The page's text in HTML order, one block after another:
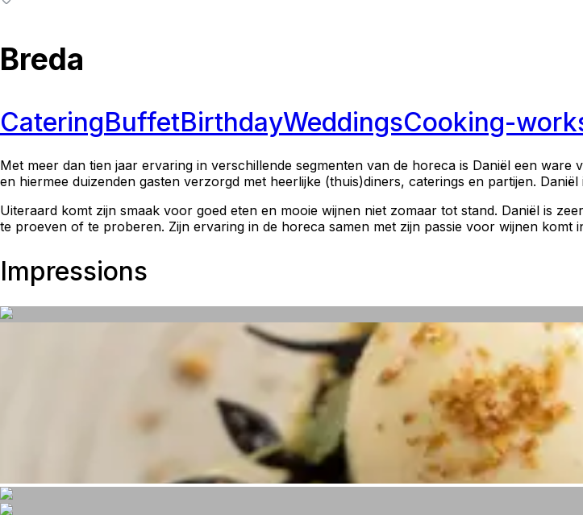
Breda
CateringBuffetBirthdayWeddingsCooking-
Met meer dan tien jaar ervaring in verschillende segmenten van de horeca is Daniël een
en hiermee duizenden gasten verzorgd met heerlijke (thuis)diners, caterings en partijen. Daniël
Uiteraard komt zijn smaak voor goed eten en mooie wijnen niet zomaar tot stand. Daniël is
te proeven of te proberen. Zijn ervaring in de horeca samen met zijn passie voor wijnen
Impressions